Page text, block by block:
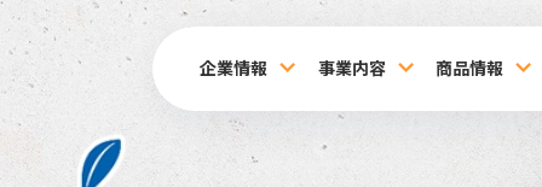
企業情報 事業内容 商品情報